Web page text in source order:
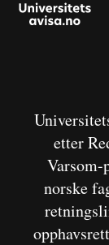
etter
Varsom-
norske